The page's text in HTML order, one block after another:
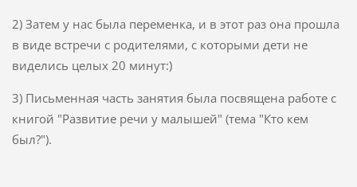
2) Затем у нас была переменка, и в этот раз она прошла
в виде встречи с родителями, с которыми дети не
виделись целых 20 минут:)
3) Письменная часть занятия была посвящена работе с
книгой "Развитие речи у малышей" (тема "Кто кем
был?").